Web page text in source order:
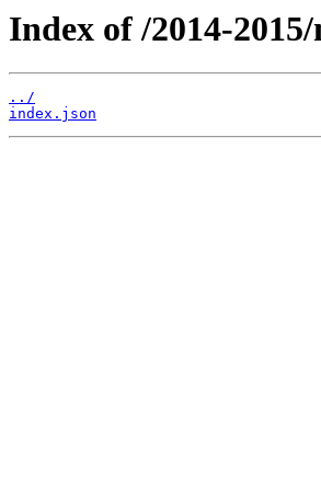
Index of /2014-
../
index.json